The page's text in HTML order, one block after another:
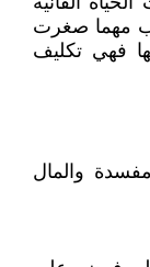
مهما صغرت
فهي تكليف
والمال